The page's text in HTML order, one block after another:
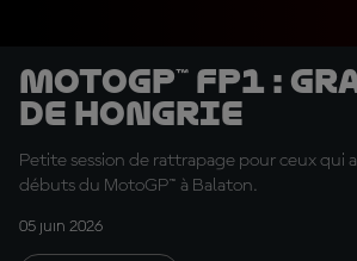
MotoGP™ FP1 :
de Hongrie
Petite session de rattrapage pour ceux qui
débuts du MotoGP™ à Balaton.
05 juin 2026